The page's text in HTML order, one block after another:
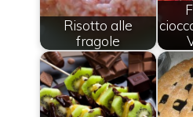
Risotto alle
fragole